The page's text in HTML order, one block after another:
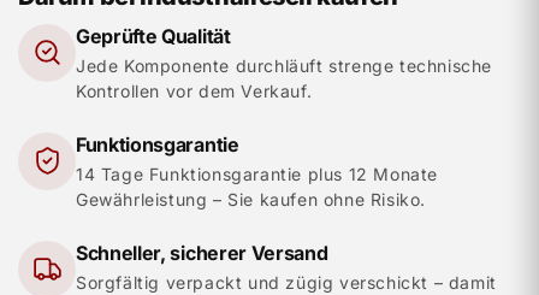
Geprüfte Qualität
Jede Komponente durchläuft strenge technische
Kontrollen vor dem Verkauf.
Funktionsgarantie
14 Tage Funktionsgarantie plus 12 Monate
Gewährleistung – Sie kaufen ohne Risiko.
Schneller, sicherer Versand
Sorgfältig verpackt und zügig verschickt – damit